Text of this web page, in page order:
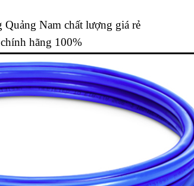
Quảng Nam chất lượng giá rẻ
hãng 100%